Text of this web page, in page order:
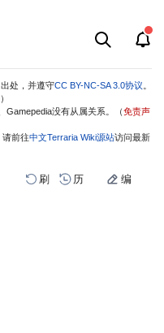
处，并遵守CC BY-NC-SA 3.0协议
）
Gamepedia没有从属关系。（免责声
前往中文Terraria Wiki源站访问最新
刷 历 编